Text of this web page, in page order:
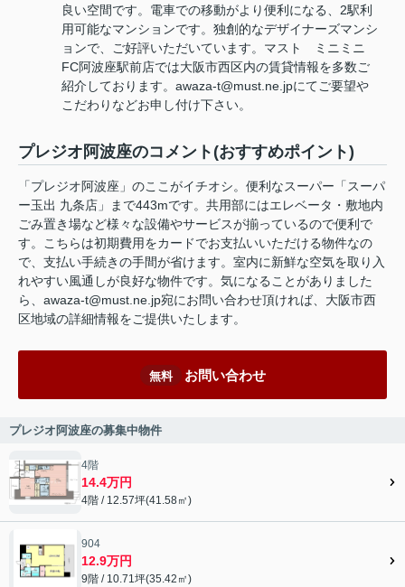
良い空間です。電車での移動がより便利になる、2駅利
用可能なマンションです。独創的なデザイナーズマンシ
ョンで、ご好評いただいています。マスト ミニミニ
FC阿波座駅前店では大阪市西区内の賃貸情報を多数ご
紹介しております。awaza-t@must.ne.jpにてご要望や
こだわりなどお申し付け下さい。
プレジオ阿波座のコメント(おすすめポイント)
「プレジオ阿波座」のここがイチオシ。便利なスーパー「スーパ
ー玉出 九条店」まで443mです。共用部にはエレベータ・敷地内
ごみ置き場など様々な設備やサービスが揃っているので便利で
す。こちらは初期費用をカードでお支払いいただける物件なの
で、支払い手続きの手間が省けます。室内に新鮮な空気を取り入
れやすい風通しが良好な物件です。気になることがありました
ら、awaza-t@must.ne.jp宛にお問い合わせ頂ければ、大阪市西
区地域の詳細情報をご提供いたします。
無料 お問い合わせ
プレジオ阿波座の募集中物件
4階
14.4万円
4階 / 12.57坪(41.58㎡)
904
12.9万円
9階 / 10.71坪(35.42㎡)